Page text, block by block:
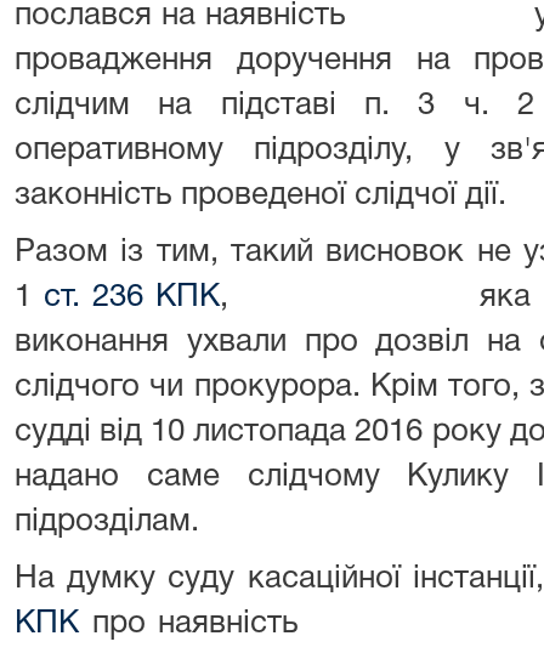
послався на наявність у
провадження доручення на
слідчим на підставі п. 3 ч.
оперативному підрозділу, у
законність проведеної слідчої дії.
Разом із тим, такий висновок не
1 ст. 236 КПК, яка не
виконання ухвали про дозвіл
слідчого чи прокурора. Крім того,
судді від 10 листопада 2016 року
надано саме слідчому
підрозділам.
На думку суду касаційної
КПКпро наявність у